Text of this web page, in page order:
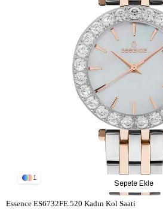
1
Essence ES6732FE.520 Kadın Kol Saati
Sepete Ekle